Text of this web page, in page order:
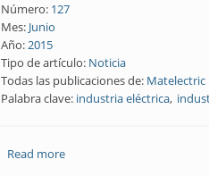
Número: 127
Mes: Junio
Año:2015
Tipo de artículo: Noticia
Todas las publicaciones de: Matelectric
Palabra clave: industria eléctrica
Read moreabout Noticias | La